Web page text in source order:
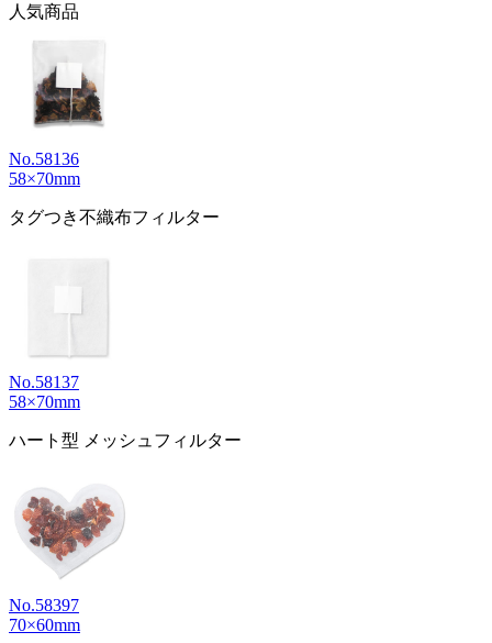
人気商品
No.58136
58×70mm
タグつき不織布フィルター
No.58137
58×70mm
ハート型 メッシュフィルター
No.58397
70×60mm